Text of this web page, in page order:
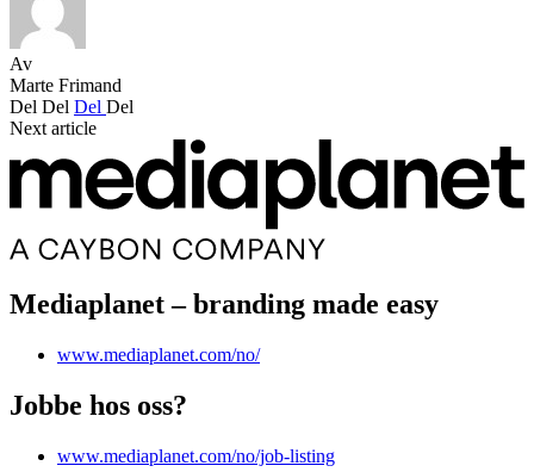
Av
Marte Frimand
Del Del Del Del
Next article
Mediaplanet – branding made easy
www.mediaplanet.com/no/
Jobbe hos oss?
www.mediaplanet.com/no/job-listing